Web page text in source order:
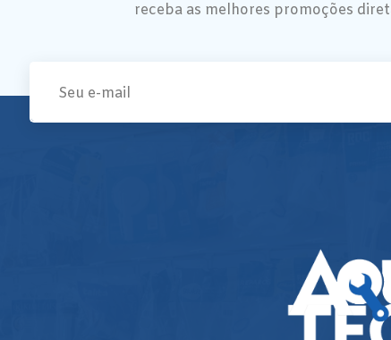
receba as melhores promoções